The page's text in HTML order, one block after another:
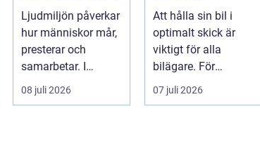
moderna lokaler
Ljudmiljön påverkar
hur människor mår,
presterar och
samarbetar. I
många kontor,
skolor och offentli...
08 juli 2026
välmående
Att hålla sin bil i
optimalt skick är
viktigt för alla
bilägare. För
Hyund...
07 juli 2026